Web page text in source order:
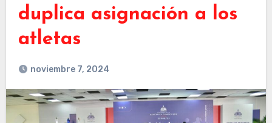
duplica asignación a los
atletas
noviembre 7, 2024